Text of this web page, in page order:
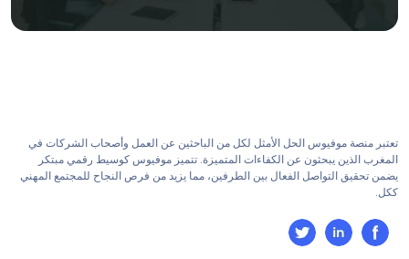
تعتبر منصة موفيوس الحل الأمثل لكل من الباحثين عن العمل وأصحاب الشركات في
المغرب الذين يبحثون عن الكفاءات المتميزة. تتميز موفيوس كوسيط رقمي مبتكر
يضمن تحقيق التواصل الفعال بين الطرفين، مما يزيد من فرص النجاح للمجتمع المهني
ككل.